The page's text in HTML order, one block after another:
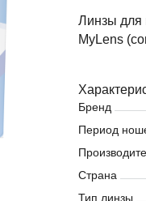
Линзы для
MyLens
Бренд
Период
Страна
Тип линзы